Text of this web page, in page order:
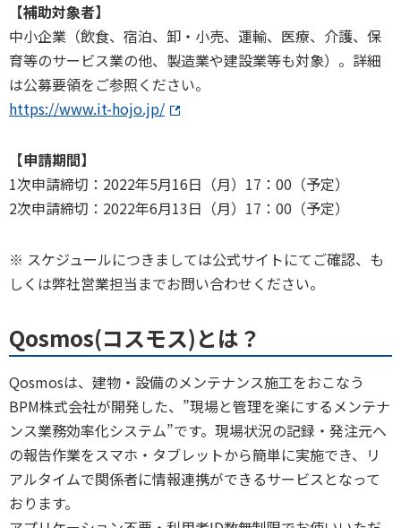
【補助対象者】
​中小企業（飲食、宿泊、卸・小売、運輸、医療、介護、保
育等のサービス業の他、製造業や建設業等も対象）。詳細
は公募要領をご参照ください。
https://www.it-hojo.jp/
【申請期間】
1次申請締切：2022年5月16日（月）17：00（予定）
2次申請締切：2022年6月13日（月）17：00（予定）
※ スケジュールにつきましては公式サイトにてご確認、も
しくは弊社営業担当までお問い合わせください。
Qosmos(コスモス)とは？
Qosmosは、建物・設備のメンテナンス施工をおこなう
BPM株式会社が開発した、”現場と管理を楽にするメンテナ
ンス業務効率化システム”です。現場状況の記録・発注元へ
の報告作業をスマホ・タブレットから簡単に実施でき、リ
アルタイムで関係者に情報連携ができるサービスとなって
おります。